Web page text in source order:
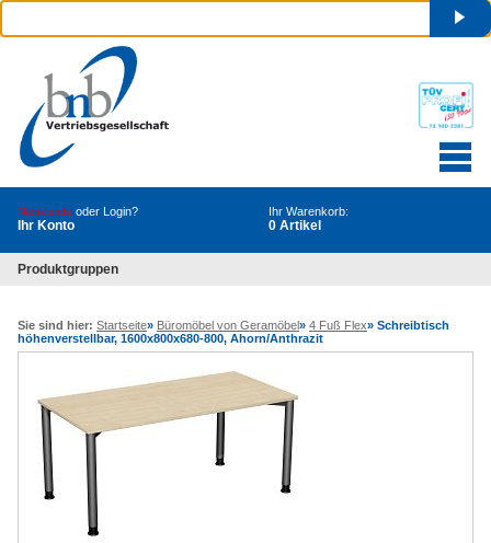
Neukunde oder Login?
Ihr Konto
Ihr Warenkorb:
0 Artikel
Produktgruppen
Sie sind hier: Startseite» Büromöbel von Geramöbel» 4 Fuß Flex» Schreibtisch
höhenverstellbar, 1600x800x680-800, Ahorn/Anthrazit